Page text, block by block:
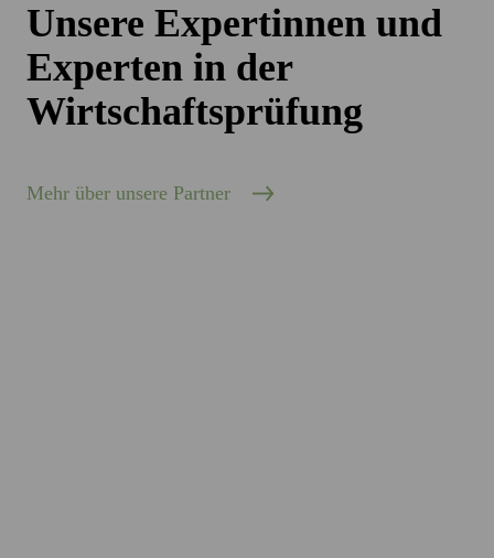
Unsere Expertinnen und
Experten in der
Wirtschaftsprüfung
Mehr über unsere Partner